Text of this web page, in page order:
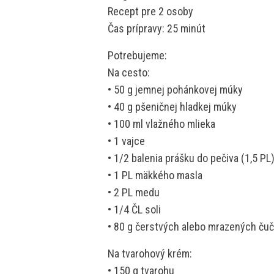
Recept pre 2 osoby
Čas prípravy: 25 minút
Potrebujeme:
Na cesto:
• 50 g jemnej pohánkovej múky
• 40 g pšeničnej hladkej múky
• 100 ml vlažného mlieka
• 1 vajce
• 1/2 balenia prášku do pečiva (1,5 PL)
• 1 PL mäkkého masla
• 2 PL medu
• 1/4 ČL soli
• 80 g čerstvých alebo mrazených
Na tvarohový krém:
• 150 g tvarohu